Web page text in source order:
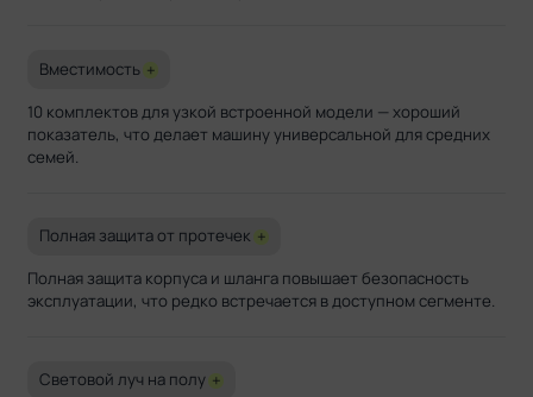
Вместимость +
10 комплектов для узкой встроенной модели — хороший
показатель, что делает машину универсальной для средних
семей.
Полная защита от протечек +
Полная защита корпуса и шланга повышает безопасность
эксплуатации, что редко встречается в доступном сегменте.
Световой луч на полу +